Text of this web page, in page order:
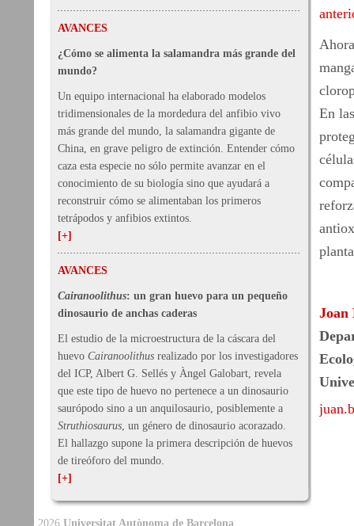
AVANCES
¿Cómo se alimenta la salamandra más grande del
mundo?
Un equipo internacional ha elaborado modelos
tridimensionales de la mordedura del anfibio vivo
más grande del mundo, la salamandra gigante de
China, en grave peligro de extinción. Entender cómo
caza esta especie no sólo permite avanzar en el
conocimiento de su biología sino que ayudará a
reconstruir cómo se alimentaban los primeros
tetrápodos y anfibios extintos.
[+]
AVANCES
Cairanoolithus: un gran huevo para un pequeño
dinosaurio de anchas caderas
El estudio de la microestructura de la cáscara del
huevo Cairanoolithus realizado por los investigadores
del ICP, Albert G. Sellés y Àngel Galobart, revela
que este tipo de huevo no pertenece a un dinosaurio
saurópodo sino a un anquilosaurio, posiblemente a
Struthiosaurus, un género de dinosaurio acorazado.
El hallazgo supone la primera descripción de huevos
de tireóforo del mundo.
[+]
En
Joan
2026 Universitat Autònoma de Barcelona